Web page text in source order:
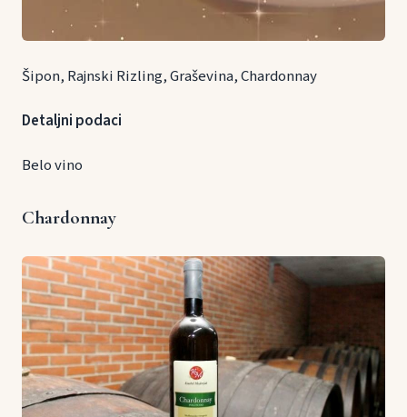
Šipon, Rajnski Rizling, Graševina, Chardonnay
Detaljni podaci
Belo vino
Chardonnay